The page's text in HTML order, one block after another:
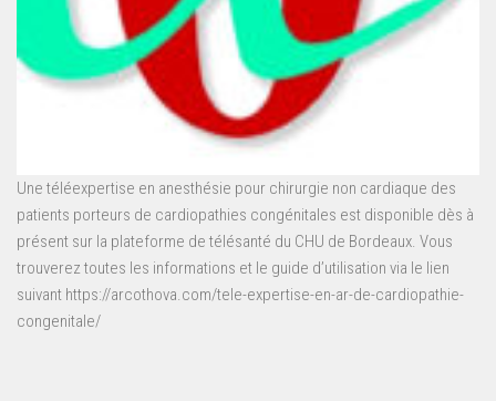
Une téléexpertise en anesthésie pour chirurgie non cardiaque des
patients porteurs de cardiopathies congénitales est disponible dès à
présent sur la plateforme de télésanté du CHU de Bordeaux. Vous
trouverez toutes les informations et le guide d’utilisation via le lien
suivant https://arcothova.com/tele-expertise-en-ar-de-cardiopathie-
congenitale/